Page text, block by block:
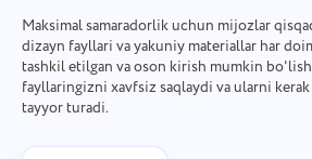
Maksimal samaradorlik uchun mijozlar
dizayn fayllari va yakuniy materiallar har
tashkil etilgan va oson kirish mumkin bo'lishi
fayllaringizni xavfsiz saqlaydi va ularni
tayyor turadi.